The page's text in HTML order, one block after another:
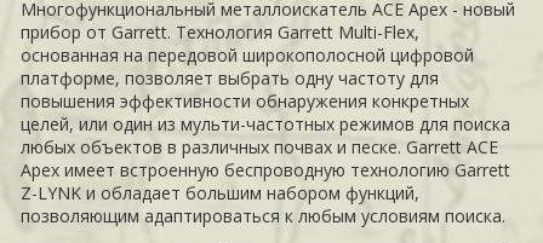
Многофункциональный металлоискатель ACE Apex - новый
прибор от Garrett. Технология Garrett Multi-Flex,
основанная на передовой широкополосной цифровой
платформе, позволяет выбрать одну частоту для
повышения эффективности обнаружения конкретных
целей, или один из мульти-частотных режимов для поиска
любых объектов в различных почвах и песке. Garrett ACE
Apex имеет встроенную беспроводную технологию Garrett
Z-LYNK и обладает большим набором функций,
позволяющим адаптироваться к любым условиям поиска.